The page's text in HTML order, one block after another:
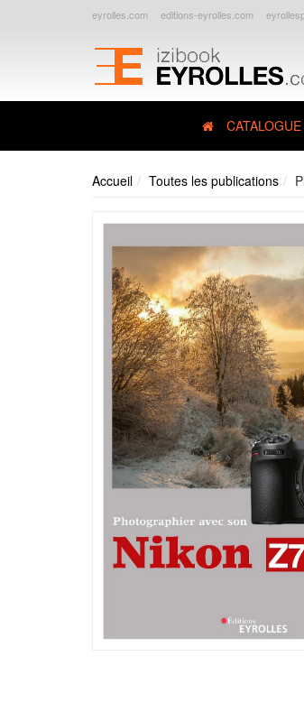
eyrolles.com editions-eyrolles.com
CATALOGUE
Accueil Toutes les publications